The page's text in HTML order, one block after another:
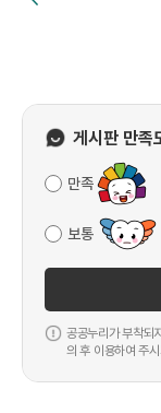
게시판 만족
만족
보통
공공누리가 부착되
의 후 이용하여 주